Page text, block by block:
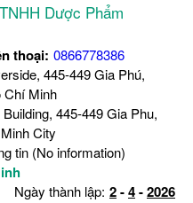
Dược Phẩm
thoại: 0866778386
445-449 Gia Phú,
Chí Minh
445-449 Gia Phu,
City
tin (No information)
Ngày thành lập: 2-4-2026